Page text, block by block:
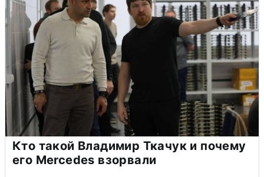
Кто такой Владимир Ткачук и почему
его Mercedes взорвали